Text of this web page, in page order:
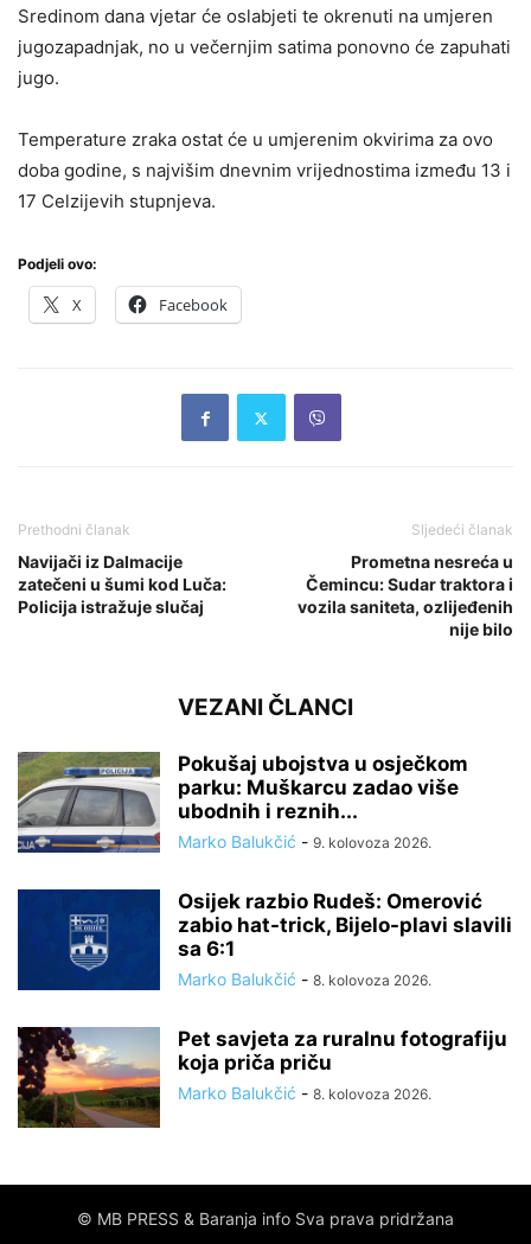
Sredinom dana vjetar će oslabjeti te okrenuti na umjeren
jugozapadnjak, no u večernjim satima ponovno će zapuhati
jugo.
Temperature zraka ostat će u umjerenim okvirima za ovo
doba godine, s najvišim dnevnim vrijednostima između 13 i
17 Celzijevih stupnjeva.
Podjeli ovo:
X Facebook
Prethodni članak
Navijači iz Dalmacije
zatečeni u šumi kod Luča:
Policija istražuje slučaj
Sljedeći članak
Prometna nesreća u
Čemincu: Sudar traktora i
vozila saniteta, ozlijeđenih
nije bilo
VEZANI ČLANCI
Pokušaj ubojstva u osječkom
parku: Muškarcu zadao više
ubodnih i reznih...
Marko Balukčić - 9. kolovoza 2026.
Osijek razbio Rudeš: Omerović
zabio hat-trick, Bijelo-plavi slavili
sa 6:1
Marko Balukčić - 8. kolovoza 2026.
Pet savjeta za ruralnu fotografiju
koja priča priču
Marko Balukčić - 8. kolovoza 2026.
© MB PRESS & Baranja info Sva prava pridržana